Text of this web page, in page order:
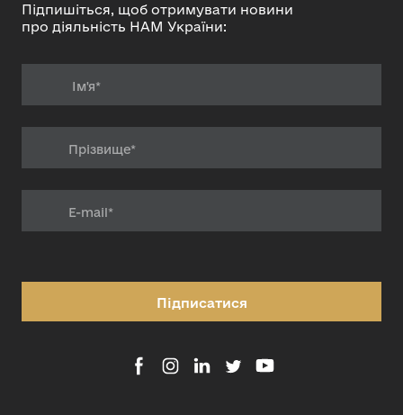
Підпишіться, щоб отримувати новини
про діяльність НАМ України:
Підписатися